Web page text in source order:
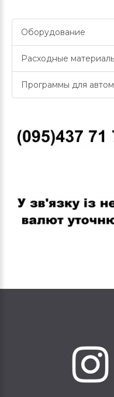
Оборудование
Расходные
Программы для